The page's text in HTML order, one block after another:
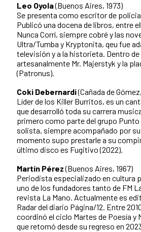
Leo Oyola(Buenos Aires, 1973)
Se presenta como escritor de
Publicó una docena de libros, entre
Nunca Corrí, siempre cobré y las
Ultra/Tumba y Kryptonita, qeu fue
televisión y a la historieta. Dentro
artesanalmente Mr. Majerstyk y la
(Patronus).
Coki Debernardi(Cañada de
Líder de los Killer Burritos, es un
que desarrolló toda su carrera
primero como parte del grupo Punto
solista, siempre acompañado por su
momento supo prestarle a su
último disco es Fugitivo (2022).
Martín Pérez(Buenos Aires, 1967)
Periodista especializado en cultura
uno de los fundadores tanto de FM
revista La Mano. Actualmente es
Radar del diario Página/12. Entre
coordinó el ciclo Martes de Poesía y
que retomó desde su regreso en